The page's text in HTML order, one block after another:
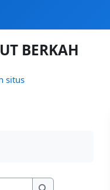
BERKAH
situs
Search forums